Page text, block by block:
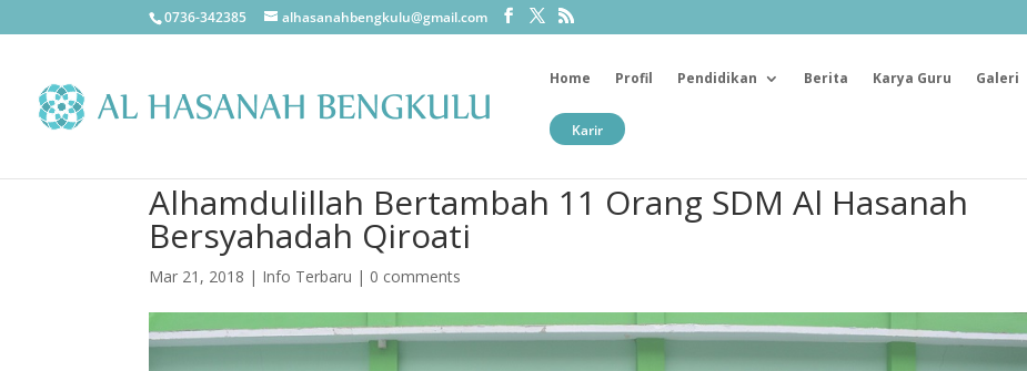
0736-342385 alhasanahbengkulu@gmail.com
Home Profil Pendidikan Berita Karya Guru Galeri
Karir
Alhamdulillah Bertambah 11 Orang SDM Al Hasanah
Bersyahadah Qiroati
Mar 21, 2018 | Info Terbaru | 0 comments